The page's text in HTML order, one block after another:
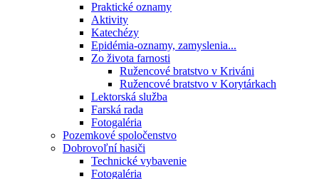
Praktické oznamy
Aktivity
Katechézy
Epidémia-oznamy, zamyslenia...
Zo života farnosti
Ružencové bratstvo v Kriváni
Ružencové bratstvo v Korytárkach
Lektorská služba
Farská rada
Fotogaléria
Pozemkové spoločenstvo
Dobrovoľní hasiči
Technické vybavenie
Fotogaléria